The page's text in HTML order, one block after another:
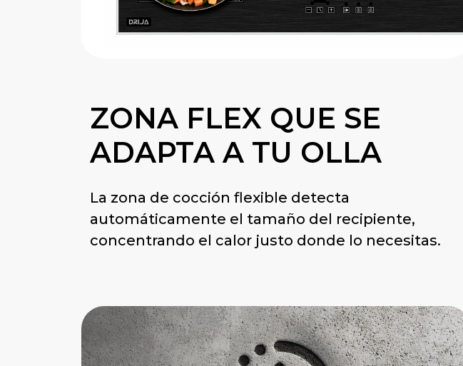
ZONA FLEX QUE SE
ADAPTA A TU OLLA
La zona de cocción flexible detecta
automáticamente el tamaño del recipiente,
concentrando el calor justo donde lo necesitas.